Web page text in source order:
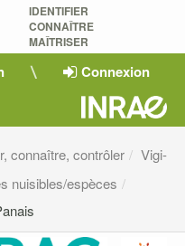
IDENTIFIER
CONNAÎTRE
MAÎTRISER
Connexion
connaître, contrôler
Vigi-
nuisibles/espèces